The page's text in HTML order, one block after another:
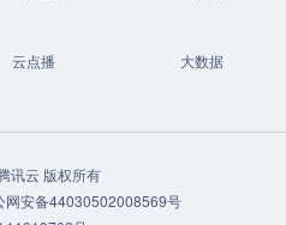
云点播 大数据
讯云 版权所有
网安备44030502008569号